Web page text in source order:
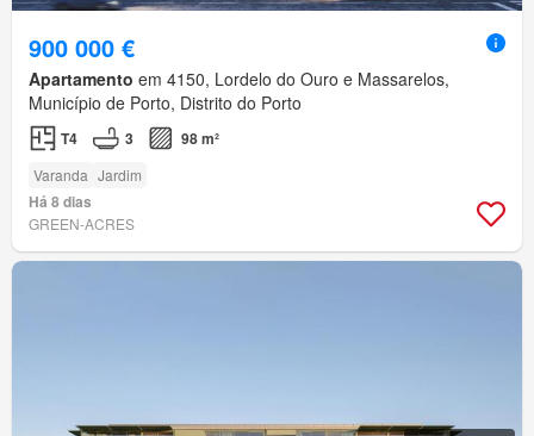
900 000 €
Apartamento em 4150, Lordelo do Ouro e Massarelos,
Município de Porto, Distrito do Porto
T4 3 98 m²
Varanda Jardim
Há 8 dias
GREEN-ACRES